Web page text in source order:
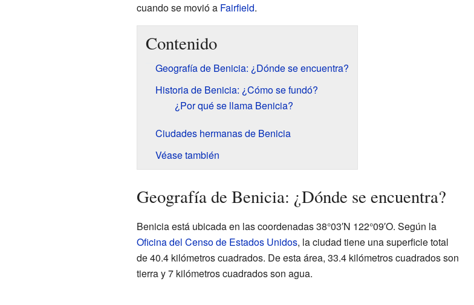
cuando se movió a Fairfield.
Contenido
Geografía de Benicia: ¿Dónde se encuentra?
Historia de Benicia: ¿Cómo se fundó?
¿Por qué se llama Benicia?
Ciudades hermanas de Benicia
Véase también
Geografía de Benicia: ¿Dónde se encuentra?
Benicia está ubicada en las coordenadas 38°03′N 122°09′O. Según la
Oficina del Censo de Estados Unidos, la ciudad tiene una superficie total
de 40.4 kilómetros cuadrados. De esta área, 33.4 kilómetros cuadrados son
tierra y 7 kilómetros cuadrados son agua.